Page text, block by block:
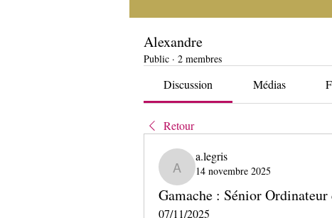
Alexandre
Public · 2 membres
Discussion Médias
Retour
a.legris
a.legris
14 novembre 2025
Gamache : Sénior
07/11/2025